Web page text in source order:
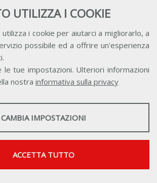
UTILIZZA I COOKIE
i cookie per aiutarci a migliorarlo, a
possibile ed a offrire un'esperienza
le tue impostazioni. Ulteriori informazioni
nostra informativa sulla privacy
CAMBIA IMPOSTAZIONI
ACCETTA TUTTO
Privacy Trasparenza Credits